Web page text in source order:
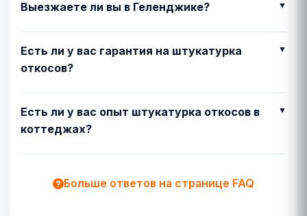
Выезжаете ли вы в Геленджике?
Есть ли у вас гарантия на штукатурка
откосов?
Есть ли у вас опыт штукатурка откосов в
коттеджах?
Больше ответов на странице FAQ